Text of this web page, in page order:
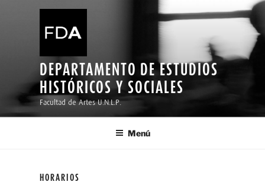
DEPARTAMENTO DE ESTUDIOS
HISTÓRICOS Y SOCIALES
Facultad de Artes U.N.L.P.
Menú
HORARIOS